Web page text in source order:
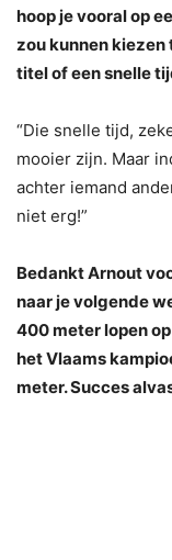
hoop je vooral op
zou kunnen kiezen
titel of een snelle
“Die snelle tijd,
mooier zijn. Maar
achter iemand
niet erg!”
Bedankt Arnout
naar je volgende
400 meter lopen
het Vlaams
meter. Succes